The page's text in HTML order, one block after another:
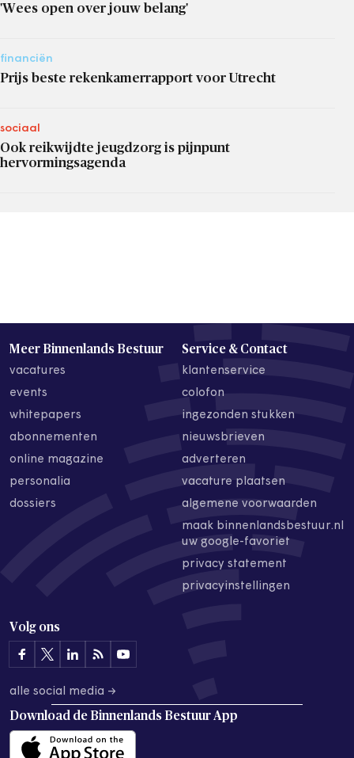
'Wees open over jouw belang'
financiën
Prijs beste rekenkamerrapport voor Utrecht
sociaal
Ook reikwijdte jeugdzorg is pijnpunt
hervormingsagenda
Meer Binnenlands Bestuur
vacatures
events
whitepapers
abonnementen
online magazine
personalia
dossiers
Service & Contact
klantenservice
colofon
ingezonden stukken
nieuwsbrieven
adverteren
vacature plaatsen
algemene voorwaarden
maak binnenlandsbestuur.nl
uw google-favoriet
privacy statement
privacyinstellingen
Volg ons
alle social media →
Download de Binnenlands Bestuur App